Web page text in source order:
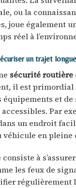
ou la
joue également
réel à
un trajet
sécurité routière
il est
et de
Par
un endroit
véhicule en
à
les feux de
régulièrement